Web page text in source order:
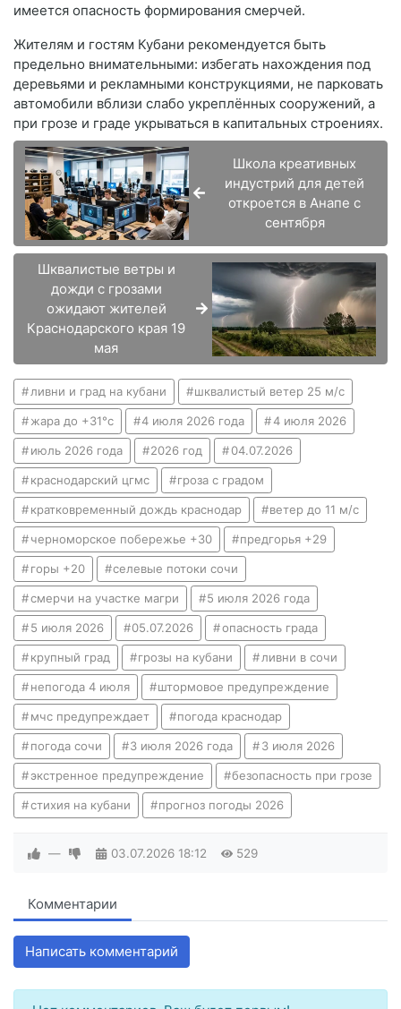
имеется опасность формирования смерчей.
Жителям и гостям Кубани рекомендуется быть
предельно внимательными: избегать нахождения под
деревьями и рекламными конструкциями, не парковать
автомобили вблизи слабо укреплённых сооружений, а
при грозе и граде укрываться в капитальных строениях.
Школа креативных
индустрий для детей
откроется в Анапе с
сентября
Шквалистые ветры и
дожди с грозами
ожидают жителей
Краснодарского края 19
мая
ливни и град на кубани шквалистый ветер 25 м/с
жара до +31°с 4 июля 2026 года 4 июля 2026
июль 2026 года 2026 год 04.07.2026
краснодарский цгмс гроза с градом
кратковременный дождь краснодар ветер до 11 м/с
черноморское побережье +30 предгорья +29
горы +20 селевые потоки сочи
смерчи на участке магри 5 июля 2026 года
5 июля 2026 05.07.2026 опасность града
крупный град грозы на кубани ливни в сочи
непогода 4 июля штормовое предупреждение
мчс предупреждает погода краснодар
погода сочи 3 июля 2026 года 3 июля 2026
экстренное предупреждение безопасность при грозе
стихия на кубани прогноз погоды 2026
— 03.07.2026 18:12 529
Комментарии
Написать комментарий